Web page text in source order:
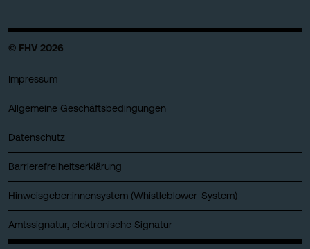
© FHV 2026
Impressum
Allgemeine Geschäftsbedingungen
Datenschutz
Barrierefreiheitserklärung
Hinweisgeber:innensystem (Whistleblower-System)
Amtssignatur, elektronische Signatur